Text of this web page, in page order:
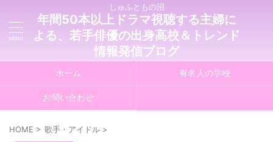
しゅふともの沼
年間50本以上ドラマ視聴する主婦に
よる、若手俳優の出身高校＆トレンド
情報発信ブログ
ホーム 有名人の学校
お問い合わせ
HOME > 歌手・アイドル >